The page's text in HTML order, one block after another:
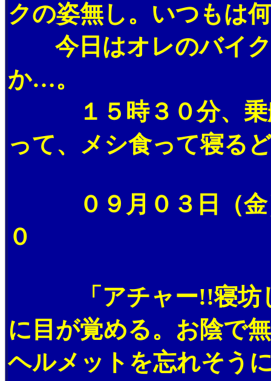
クの姿無し。いつもは
今日はオレのバイク
か…。
１５時３０分、乗船
って、メシ食って寝る
０９月０３日（金
０
「アチャー!!寝坊し
に目が覚める。お陰で
ヘルメットを忘れそう